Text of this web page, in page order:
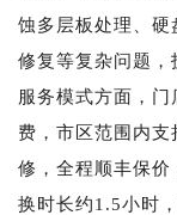
蚀多层板处理、硬
修复等复杂问题，
服务模式方面，
费，市区范围内
修，全程顺丰保价
换时长约1.5小时